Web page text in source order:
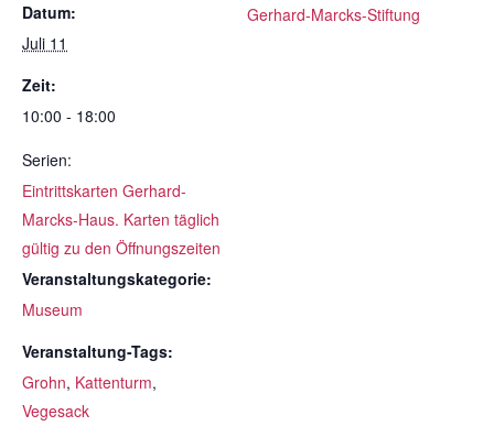
Datum:
Juli 11
Zeit:
10:00 - 18:00
Serien:
Eintrittskarten Gerhard-
Marcks-Haus. Karten täglich
gültig zu den Öffnungszeiten
Veranstaltungskategorie:
Museum
Veranstaltung-Tags:
Grohn, Kattenturm,
Vegesack
Gerhard-Marcks-Stiftung